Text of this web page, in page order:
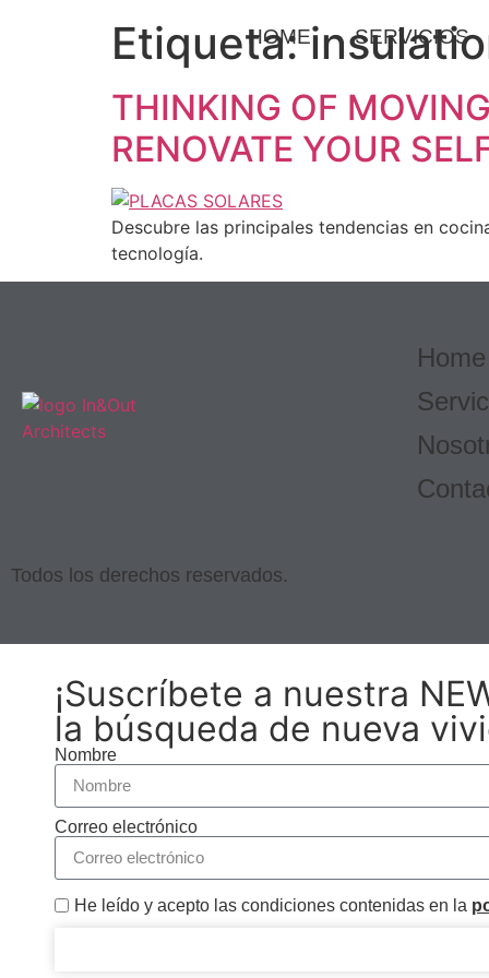
HOME SERVICIOS
Etiqueta:
THINKING OF
RENOVATE YOUR
Descubre las principales tendencias en
tecnología.
Home
Todos los derechos reservados.
Necesarias
Estas
cookies no
opcionales.
Son
para que
web.
¡Suscríbete a nuestra
la búsqueda de nueva
Nombre
Correo electrónico
He leído y acepto las condiciones contenidas en la